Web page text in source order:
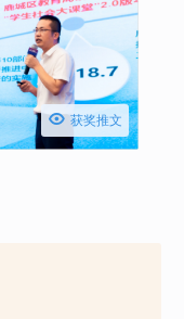
 获奖推文